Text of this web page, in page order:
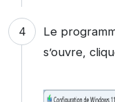
Le
s’ouvre,